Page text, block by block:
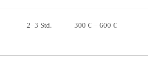
2–3 Std. 300 € – 600 €